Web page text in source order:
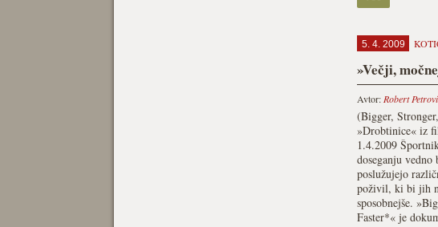
5. 4. 2009
»Večji,
Avtor: Robert
(Bigger,
»Drobtinice« iz
1.4.2009
doseganju
poslužujejo
poživil, ki bi jih
sposobnejše.
Faster*« je